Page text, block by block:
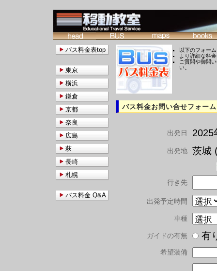
以下のフォー
より詳細な料
ご質問や御問
い。
バス料金お問い合せフォーム
出発日 2025
出発地 茨城
行き先
出発予定時間
車種
ガイドの有無
希望装備
バス料金表top
東京
横浜
鎌倉
京都
奈良
広島
萩
長崎
札幌
バス料金 Q&A